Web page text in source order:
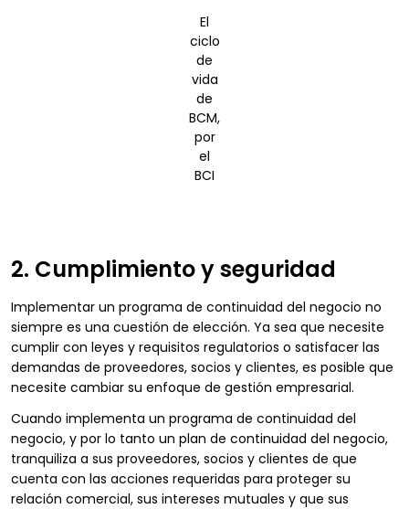
El
ciclo
de
vida
de
BCM,
por
el
BCI
2. Cumplimiento y seguridad
Implementar un programa de continuidad del negocio no
siempre es una cuestión de elección. Ya sea que necesite
cumplir con leyes y requisitos regulatorios o satisfacer las
demandas de proveedores, socios y clientes, es posible que
necesite cambiar su enfoque de gestión empresarial.
Cuando implementa un programa de continuidad del
negocio, y por lo tanto un plan de continuidad del negocio,
tranquiliza a sus proveedores, socios y clientes de que
cuenta con las acciones requeridas para proteger su
relación comercial, sus intereses mutuales y que sus